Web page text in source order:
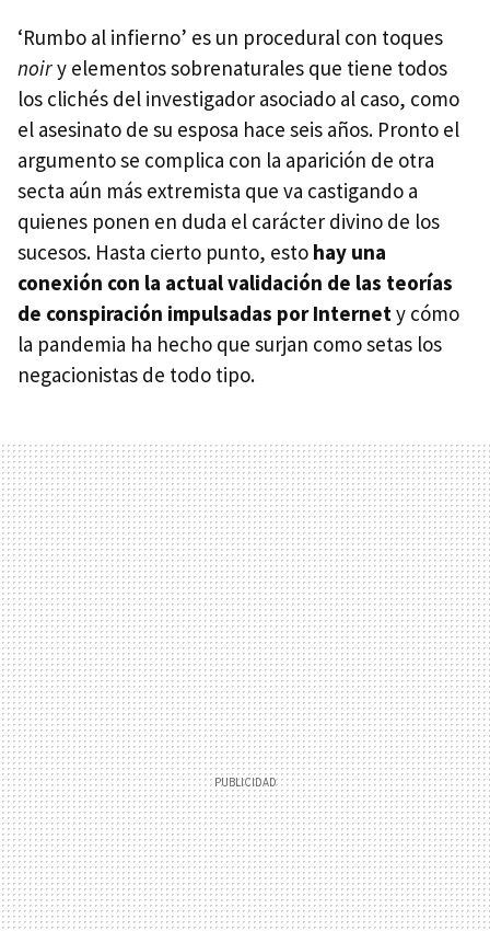
‘Rumbo al infierno’ es un procedural con toques
noiry elementos sobrenaturales que tiene todos
los clichés del investigador asociado al caso, como
el asesinato de su esposa hace seis años. Pronto el
argumento se complica con la aparición de otra
secta aún más extremista que va castigando a
quienes ponen en duda el carácter divino de los
sucesos. Hasta cierto punto, esto hay una
conexión con la actual validación de las teorías
de conspiración impulsadas por Internety cómo
la pandemia ha hecho que surjan como setas los
negacionistas de todo tipo.